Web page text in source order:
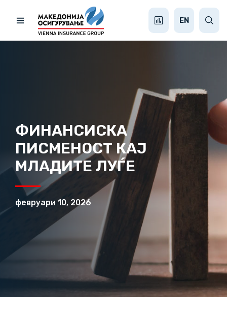
EN
ФИНАНСИСКА
ПИСМЕНОСТ КАЈ
МЛАДИТЕ ЛУЃЕ
февруари 10, 2026